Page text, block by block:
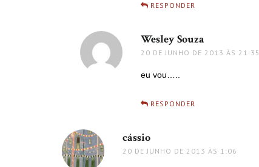
RESPONDER
Wesley Souza
20 DE JUNHO DE 2013 ÀS 21:35
eu vou…..
RESPONDER
cássio
20 DE JUNHO DE 2013 ÀS 1:06